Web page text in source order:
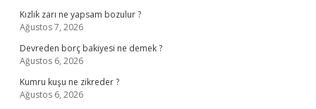
Kızlık zarı ne yapsam bozulur ?
Ağustos 7, 2026
Devreden borç bakiyesi ne demek ?
Ağustos 6, 2026
Kumru kuşu ne zikreder ?
Ağustos 6, 2026